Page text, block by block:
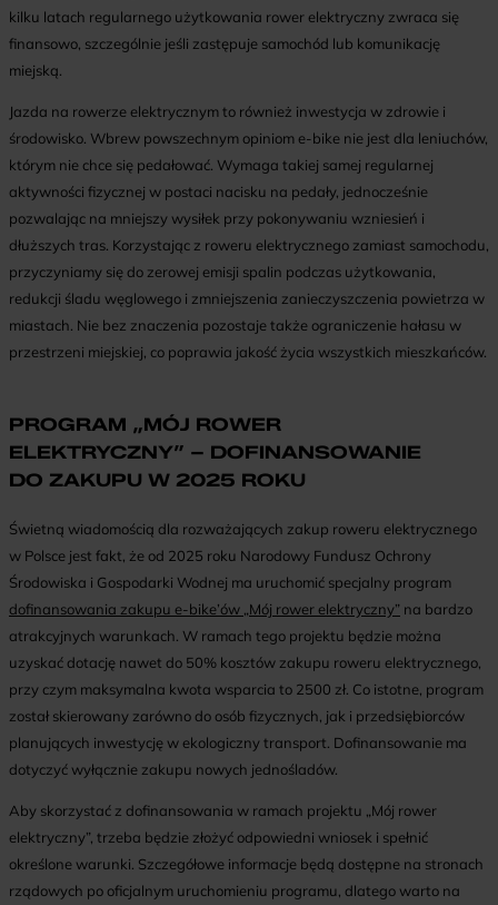
kilku latach regularnego użytkowania rower elektryczny zwraca się
finansowo, szczególnie jeśli zastępuje samochód lub komunikację
miejską.
Jazda na rowerze elektrycznym to również inwestycja w zdrowie i
środowisko. Wbrew powszechnym opiniom e-bike nie jest dla leniuchów,
którym nie chce się pedałować. Wymaga takiej samej regularnej
aktywności fizycznej w postaci nacisku na pedały, jednocześnie
pozwalając na mniejszy wysiłek przy pokonywaniu wzniesień i
dłuższych tras. Korzystając z roweru elektrycznego zamiast samochodu,
przyczyniamy się do zerowej emisji spalin podczas użytkowania,
redukcji śladu węglowego i zmniejszenia zanieczyszczenia powietrza w
miastach. Nie bez znaczenia pozostaje także ograniczenie hałasu w
przestrzeni miejskiej, co poprawia jakość życia wszystkich mieszkańców.
PROGRAM „MÓJ ROWER
ELEKTRYCZNY” – DOFINANSOWANIE
DO ZAKUPU W 2025 ROKU
Świetną wiadomością dla rozważających zakup roweru elektrycznego
w Polsce jest fakt, że od 2025 roku Narodowy Fundusz Ochrony
Środowiska i Gospodarki Wodnej ma uruchomić specjalny program
dofinansowania zakupu e-bike’ów „Mój rower elektryczny” na bardzo
atrakcyjnych warunkach. W ramach tego projektu będzie można
uzyskać dotację nawet do 50% kosztów zakupu roweru elektrycznego,
przy czym maksymalna kwota wsparcia to 2500 zł. Co istotne, program
został skierowany zarówno do osób fizycznych, jak i przedsiębiorców
planujących inwestycję w ekologiczny transport. Dofinansowanie ma
dotyczyć wyłącznie zakupu nowych jednośladów.
Aby skorzystać z dofinansowania w ramach projektu „Mój rower
elektryczny”, trzeba będzie złożyć odpowiedni wniosek i spełnić
określone warunki. Szczegółowe informacje będą dostępne na stronach
rządowych po oficjalnym uruchomieniu programu, dlatego warto na